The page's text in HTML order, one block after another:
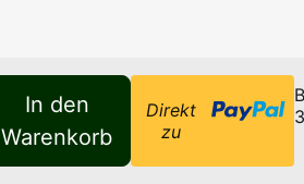
In den
Warenkorb
Direkt
zu